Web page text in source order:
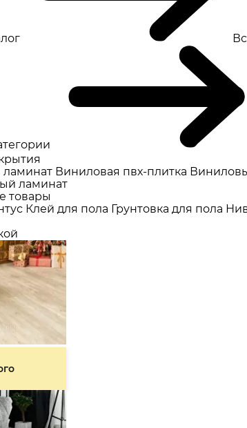
ламинат Виниловая пвх-плитка
ламинат
товары
Клей для пола Грунтовка для пола